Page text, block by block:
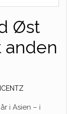
Øst
anden
i Asien – i